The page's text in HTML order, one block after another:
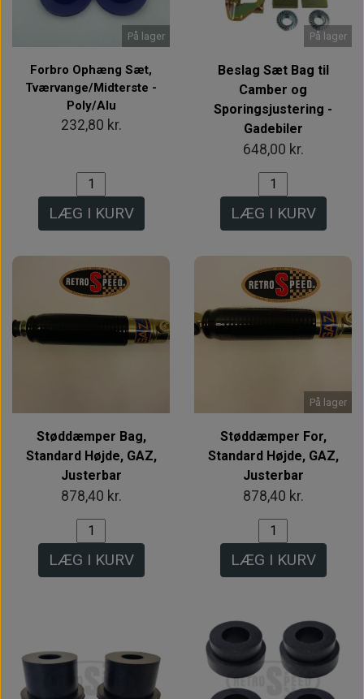
På lager
Forbro Ophæng Sæt,
Tværvange/Midterste -
Poly/Alu
232,80 kr.
LÆG I KURV
På lager
Beslag Sæt Bag til
Camber og
Sporingsjustering -
Gadebiler
648,00 kr.
LÆG I KURV
Støddæmper Bag,
Standard Højde, GAZ,
Justerbar
878,40 kr.
LÆG I KURV
På lager
Støddæmper For,
Standard Højde, GAZ,
Justerbar
878,40 kr.
LÆG I KURV